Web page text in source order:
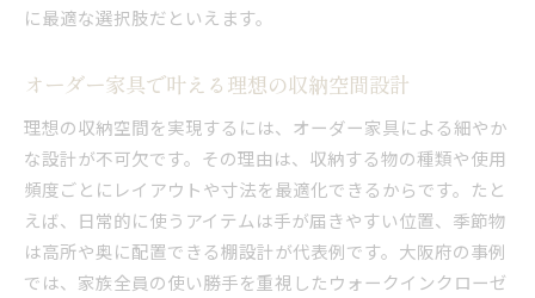
に最適な選択肢だといえます。
オーダー家具で叶える理想の収納空間設計
理想の収納空間を実現するには、オーダー家具による細やか
な設計が不可欠です。その理由は、収納する物の種類や使用
頻度ごとにレイアウトや寸法を最適化できるからです。たと
えば、日常的に使うアイテムは手が届きやすい位置、季節物
は高所や奥に配置できる棚設計が代表例です。大阪府の事例
では、家族全員の使い勝手を重視したウォークインクローゼ